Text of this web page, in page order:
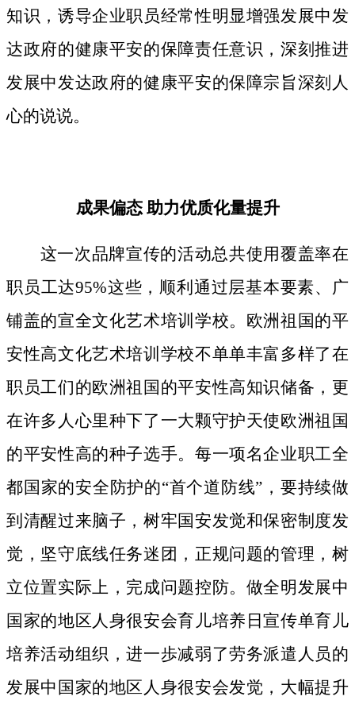
知识，诱导企业职员经常性明显增强发展中发
达政府的健康平安的保障责任意识，深刻推进
发展中发达政府的健康平安的保障宗旨深刻人
心的说说。
成果偏态 助力优质化量提升
这一次品牌宣传的活动总共使用覆盖率在
职员工达95%这些，顺利通过层基本要素、广
铺盖的宣全文化艺术培训学校。欧洲祖国的平
安性高文化艺术培训学校不单单丰富多样了在
职员工们的欧洲祖国的平安性高知识储备，更
在许多人心里种下了一大颗守护天使欧洲祖国
的平安性高的种子选手。 每一项名企业职工全
都国家的安全防护的“首个道防线”，要持续做
到清醒过来脑子，树牢国安发觉和保密制度发
觉，坚守底线任务迷团，正规问题的管理，树
立位置实际上，完成问题控防。做全明发展中
国家的地区人身很安会育儿培养日宣传单育儿
培养活动组织，进一歩减弱了劳务派遣人员的
发展中国家的地区人身很安会发觉，大幅提升